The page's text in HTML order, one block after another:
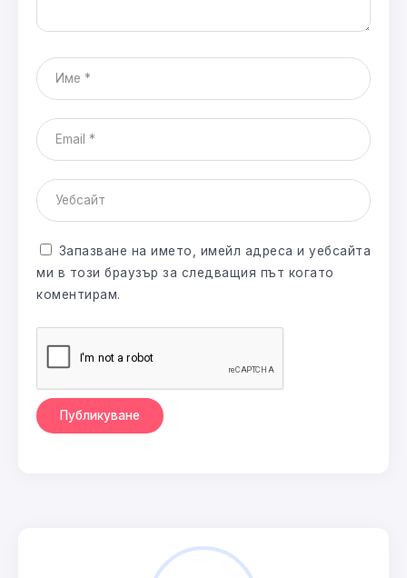
Запазване на името, имейл адреса и уебсайта
ми в този браузър за следващия път когато
коментирам.